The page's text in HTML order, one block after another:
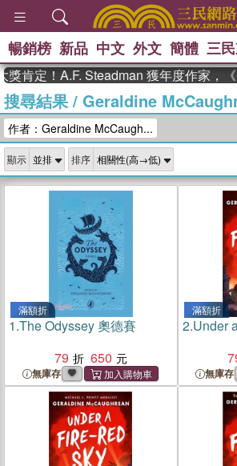
熱搜： 東野圭吾
、 The
李登輝時代 、
、
群喵 、 臺灣漫
暢銷榜 新品 中文 外文 簡體 三
A.F. Steadman 獲年度作家，《史坎
搜尋結果/ Geraldine
作者：Geraldine McCaugh...
顯示 排序
滿額折
1.The Odyssey 奧德賽
79
650
無庫存
滿額折
2.Under
無庫存